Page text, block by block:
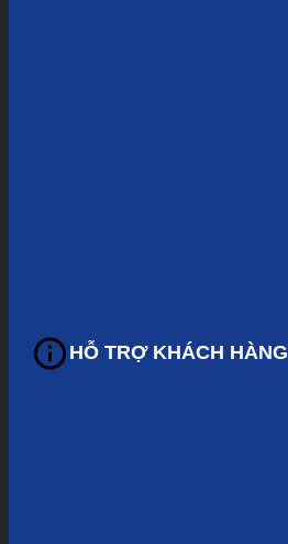
HỖ TRỢ KHÁCH HÀNG